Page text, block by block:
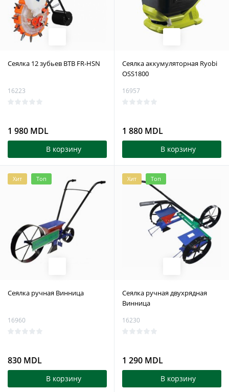
Сеялка 12 зубьев ВТВ FR-HSN
16223
1 980 MDL
В корзину
Сеялка аккумуляторная Ryobi
OSS1800
16957
1 880 MDL
В корзину
Хит Топ
Сеялка ручная Винница
16960
830 MDL
В корзину
Хит Топ
Сеялка ручная двухрядная
Винница
16230
1 290 MDL
В корзину